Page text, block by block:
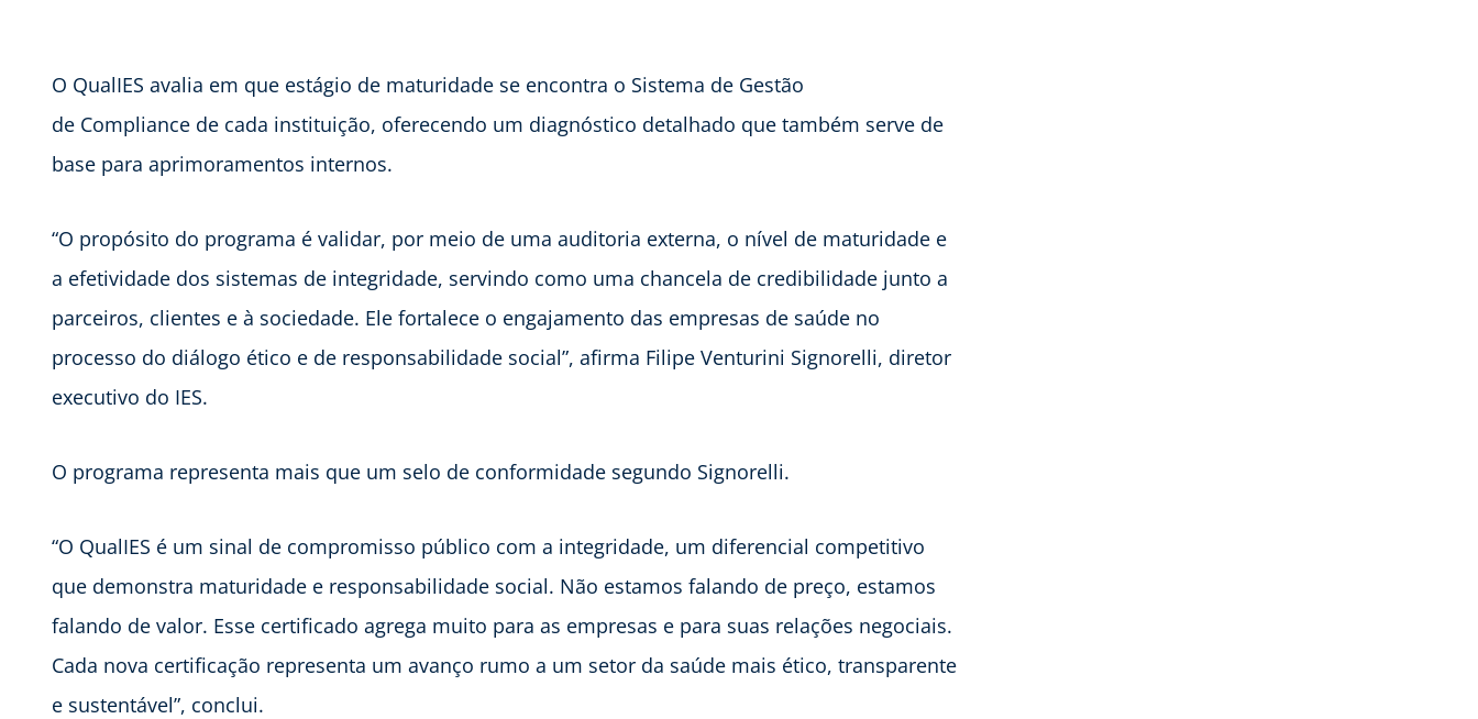
O QualIES avalia em que estágio de maturidade se encontra o Sistema de Gestão
de Compliance de cada instituição, oferecendo um diagnóstico detalhado que também serve de
base para aprimoramentos internos.
“O propósito do programa é validar, por meio de uma auditoria externa, o nível de maturidade e
a efetividade dos sistemas de integridade, servindo como uma chancela de credibilidade junto a
parceiros, clientes e à sociedade. Ele fortalece o engajamento das empresas de saúde no
processo do diálogo ético e de responsabilidade social”, afirma Filipe Venturini Signorelli, diretor
executivo do IES.
O programa representa mais que um selo de conformidade segundo Signorelli.
“O QualIES é um sinal de compromisso público com a integridade, um diferencial competitivo
que demonstra maturidade e responsabilidade social. Não estamos falando de preço, estamos
falando de valor. Esse certificado agrega muito para as empresas e para suas relações negociais.
Cada nova certificação representa um avanço rumo a um setor da saúde mais ético, transparente
e sustentável”, conclui.